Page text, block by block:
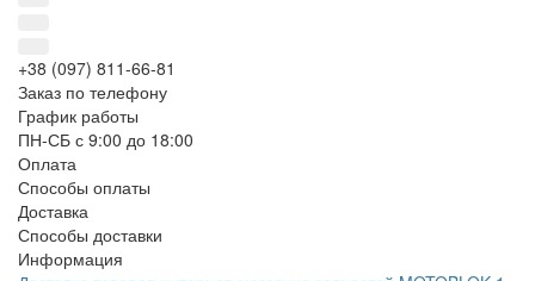
+38 (097) 811-66-81
Заказ по телефону
График работы
ПН-СБ с 9:00 до 18:00
Оплата
Способы оплаты
Доставка
Способы доставки
Информация